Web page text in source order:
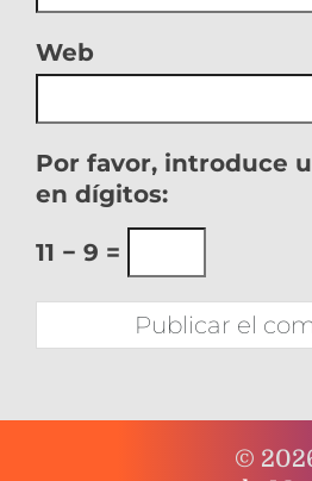
Web
Por favor, introduce
en dígitos:
11 − 9 =
©